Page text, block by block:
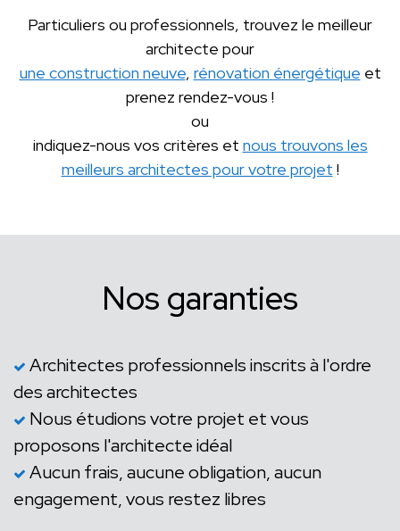
Particuliers ou professionnels, trouvez le meilleur
architecte pour
une construction neuve, rénovation énergétique et
prenez rendez-vous !
ou
indiquez-nous vos critères et nous trouvons les
meilleurs architectes pour votre projet !
Nos garanties
Architectes professionnels inscrits à l'ordre
des architectes
Nous étudions votre projet et vous
proposons l'architecte idéal
Aucun frais, aucune obligation, aucun
engagement, vous restez libres